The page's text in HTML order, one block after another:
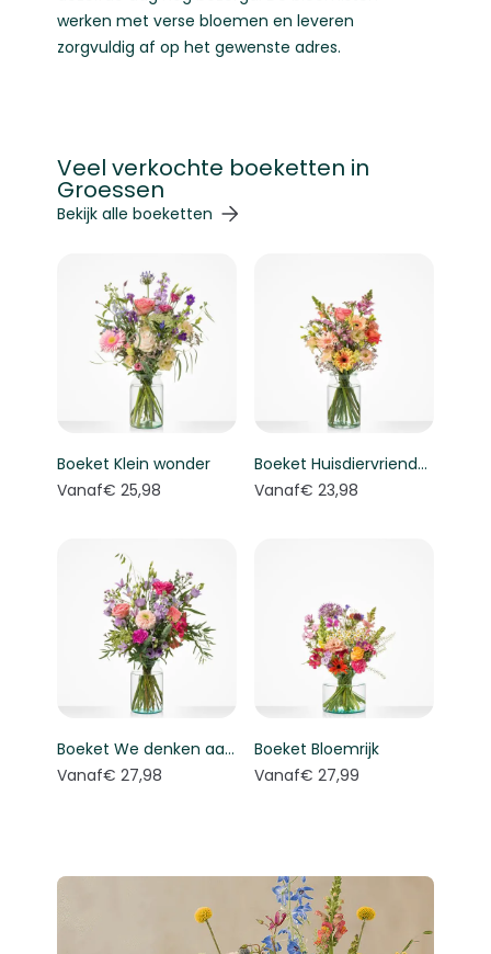
werken met verse bloemen en leveren
zorgvuldig af op het gewenste adres.
Veel verkochte boeketten in
Groessen
Navigeren door de elementen van de carrousel is
Druk om carrousel over te slaan
Bekijk alle boeketten
Boeket Klein wonder
Vanaf€ 25,98
Boeket Huisdiervriendelijk boeket
Vanaf€ 23,98
Boeket We denken aan je
Vanaf€ 27,98
Boeket Bloemrijk
Vanaf€ 27,99